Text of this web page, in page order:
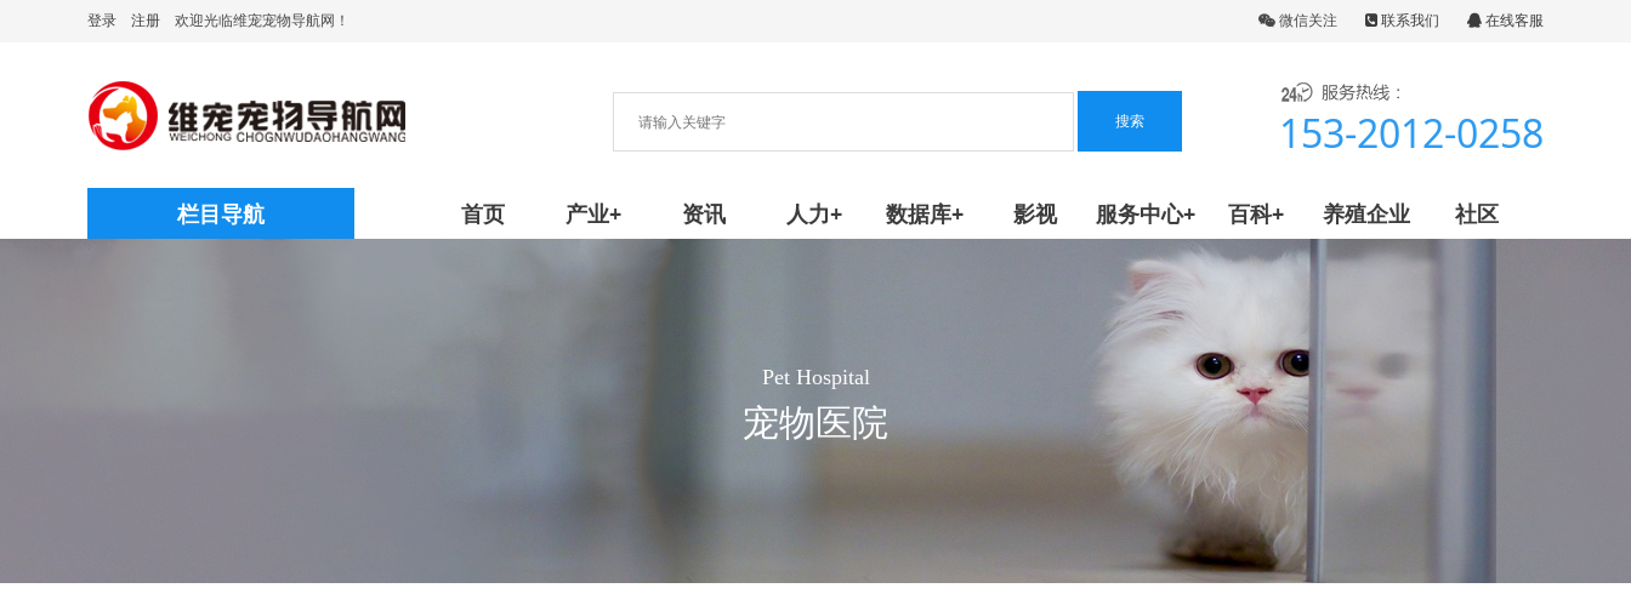
登录 注册 欢迎光临维宠宠物导航网！ 微信关注 联系我们 在线客服
153-2012-0258
栏目导航 首页 产业+ 资讯 人力+ 数据库+ 影视 服务中心+ 百科+ 养殖企业 社区
Pet Hospital
宠物医院